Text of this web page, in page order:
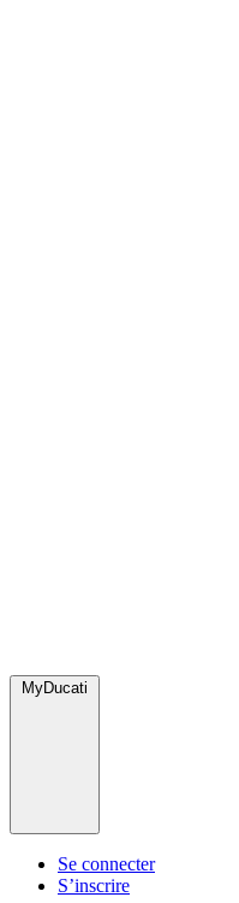
MyDucati
Se connecter
S’inscrire